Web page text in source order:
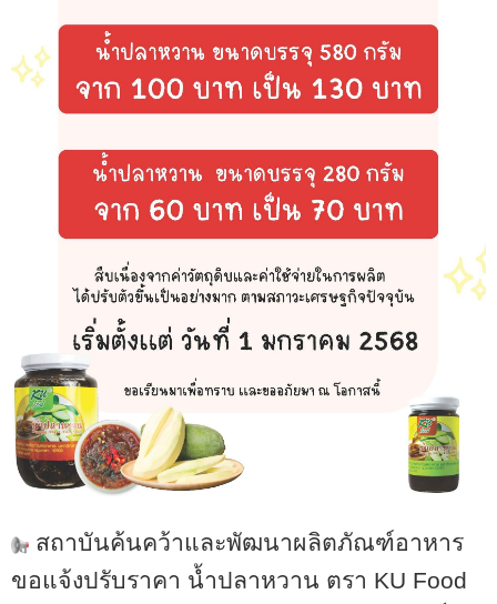
สถาบันค้นคว้าและพัฒนาผลิตภัณฑ์อาหาร
ขอแจ้งปรับราคา น้ำปลาหวาน ตรา KU Food